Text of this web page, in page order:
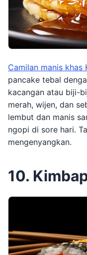
Camilan manis khas
pancake tebal
kacangan atau biji-
merah, wijen, dan
lembut dan manis
ngopi di sore hari.
mengenyangkan.
10.